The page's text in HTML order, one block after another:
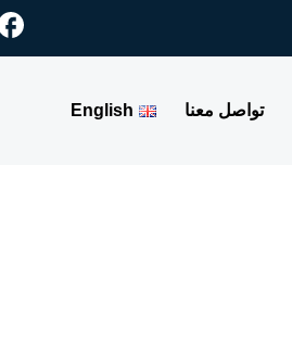
تواصل معنا English